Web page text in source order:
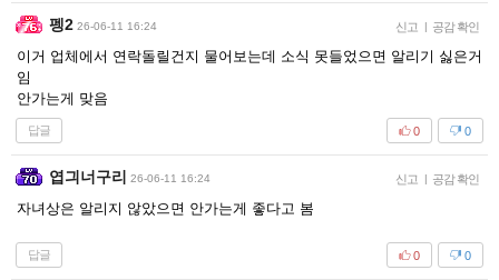
펭2 26-06-11 16:24 신고 공감 확인
이거 업체에서 연락돌릴건지 물어보는데 소식 못들었으면 알리기 싫은거
임
안가는게 맞음
답글 0
0
엽긔너구리 26-06-11 16:24 신고 공감 확인
자녀상은 알리지 않았으면 안가는게 좋다고 봄
답글 0
0